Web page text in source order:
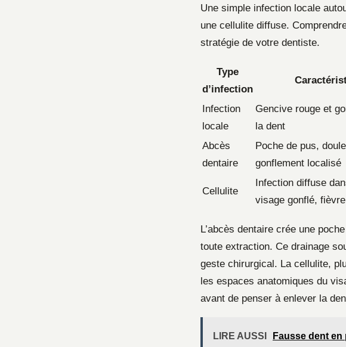
Une simple infection locale
une cellulite diffuse.
stratégie de votre dentiste.
Type
d’infection
Infection
locale
Gencive rouge et
la dent
Abcès
dentaire
Poche de pus,
gonflement localisé
Cellulite
Infection diffuse
visage gonflé, fièvre
L’abcès dentaire crée une
toute extraction. Ce drainage
geste chirurgical. La cellulite,
les espaces anatomiques du
avant de penser à enlever la
LIRE AUSSI Fausse dent